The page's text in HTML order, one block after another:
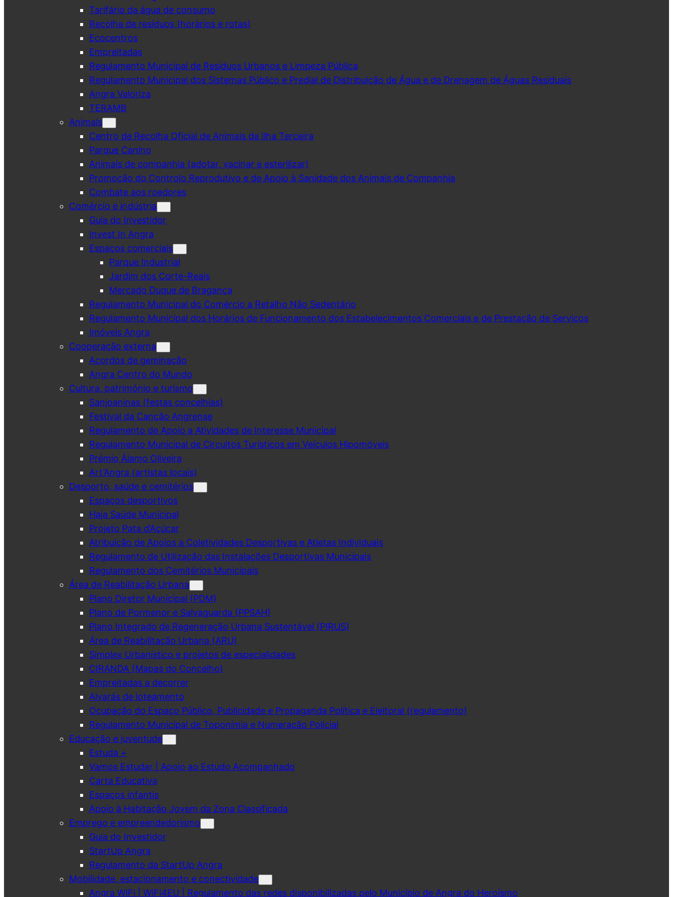
Tarifário da água de consumo
Recolha de resíduos (horários e rotas)
Ecocentros
Empreitadas
Regulamento Municipal de Resíduos Urbanos e Limpeza Pública
Regulamento Municipal dos Sistemas Público e Predial de Distribuição de Água e de Drenagem de Águas Residuais
Angra Valoriza
TERAMB
Animais
Centro de Recolha Oficial de Animais da Ilha Terceira
Parque Canino
Animais de companhia (adotar, vacinar e esterilizar)
Promoção do Controlo Reprodutivo e de Apoio à Sanidade dos Animais de Companhia
Combate aos roedores
Comércio e indústria
Guia do Investidor
Invest In Angra
Espaços comerciais
Parque Industrial
Jardim dos Corte-Reais
Mercado Duque de Bragança
Regulamento Municipal do Comércio a Retalho Não Sedentário
Regulamento Municipal dos Horários de Funcionamento dos Estabelecimentos Comerciais e de Prestação de Serviços
Imóveis Angra
Cooperação externa
Acordos de geminação
Angra Centro do Mundo
Cultura, património e turismo
Sanjoaninas (festas concelhias)
Festival da Canção Angrense
Regulamento de Apoio a Atividades de Interesse Municipal
Regulamento Municipal de Circuitos Turísticos em Veículos Hipomóveis
Prémio Álamo Oliveira
Art’Angra (artistas locais)
Desporto, saúde e cemitérios
Espaços desportivos
Haja Saúde Municipal
Projeto Pata d’Açúcar
Atribuição de Apoios a Coletividades Desportivas e Atletas Individuais
Regulamento de Utilização das Instalações Desportivas Municipais
Regulamento dos Cemitérios Municipais
Área de Reabilitação Urbana
Plano Diretor Municipal (PDM)
Plano de Pormenor e Salvaguarda (PPSAH)
Plano Integrado de Regeneração Urbana Sustentável (PIRUS)
Área de Reabilitação Urbana (ARU)
Simplex Urbanístico e projetos de especialidades
CIRANDA (Mapas do Concelho)
Empreitadas a decorrer
Alvarás de loteamento
Ocupação do Espaço Público, Publicidade e Propaganda Política e Eleitoral (regulamento)
Regulamento Municipal de Toponímia e Numeração Policial
Educação e juventude
Estuda +
Vamos Estudar | Apoio ao Estudo Acompanhado
Carta Educativa
Espaços infantis
Apoio à Habitação Jovem da Zona Classificada
Emprego e empreendedorismo
Guia do Investidor
StartUp Angra
Regulamento da StartUp Angra
Mobilidade, estacionamento e conectividade
Angra WiFi | WiFi4EU | Regulamento das redes disponibilizadas pelo Município de Angra do Heroísmo